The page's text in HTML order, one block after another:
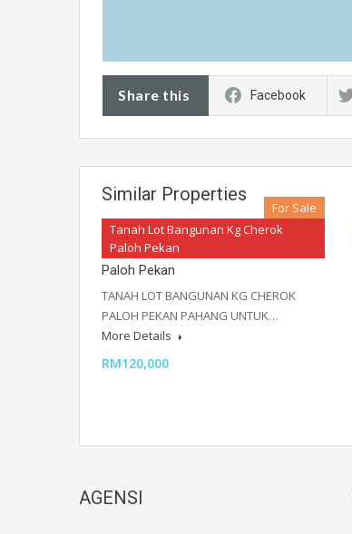
Share this Facebook
Similar Properties
Tanah Lot Bangunan Kg Cherok
Paloh Pekan
For Sale
Tanah Lot Bangunan Kg Cherok
Paloh Pekan
TANAH LOT BANGUNAN KG CHEROK
PALOH PEKAN PAHANG UNTUK…
More Details
RM120,000
AGENSI